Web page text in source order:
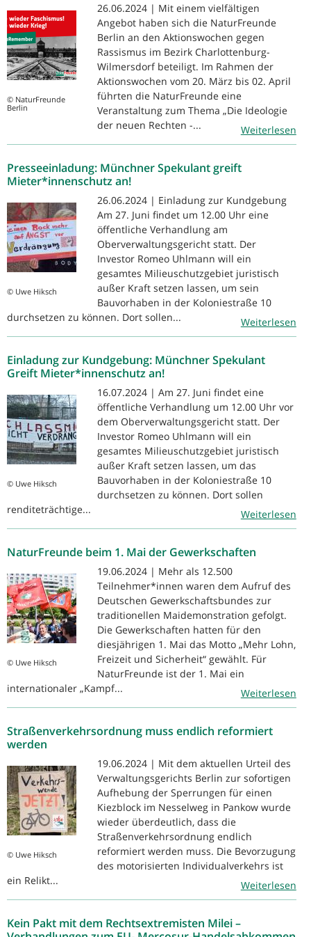
© NaturFreunde
Berlin
26.06.2024 | Mit einem vielfältigen
Angebot haben sich die NaturFreunde
Berlin an den Aktionswochen gegen
Rassismus im Bezirk Charlottenburg-
Wilmersdorf beteiligt. Im Rahmen der
Aktionswochen vom 20. März bis 02. April
führten die NaturFreunde eine
Veranstaltung zum Thema „Die Ideologie
der neuen Rechten -...
Weiterlesen
Presseeinladung: Münchner Spekulant greift
Mieter*innenschutz an!
© Uwe Hiksch
26.06.2024 | Einladung zur Kundgebung
Am 27. Juni findet um 12.00 Uhr eine
öffentliche Verhandlung am
Oberverwaltungsgericht statt. Der
Investor Romeo Uhlmann will ein
gesamtes Milieuschutzgebiet juristisch
außer Kraft setzen lassen, um sein
Bauvorhaben in der Koloniestraße 10
durchsetzen zu können. Dort sollen...
Weiterlesen
Einladung zur Kundgebung: Münchner Spekulant
Greift Mieter*innenschutz an!
© Uwe Hiksch
16.07.2024 | Am 27. Juni findet eine
öffentliche Verhandlung um 12.00 Uhr vor
dem Oberverwaltungsgericht statt. Der
Investor Romeo Uhlmann will ein
gesamtes Milieuschutzgebiet juristisch
außer Kraft setzen lassen, um das
Bauvorhaben in der Koloniestraße 10
durchsetzen zu können. Dort sollen
renditeträchtige...
Weiterlesen
NaturFreunde beim 1. Mai der Gewerkschaften
© Uwe Hiksch
19.06.2024 | Mehr als 12.500
Teilnehmer*innen waren dem Aufruf des
Deutschen Gewerkschaftsbundes zur
traditionellen Maidemonstration gefolgt.
Die Gewerkschaften hatten für den
diesjährigen 1. Mai das Motto „Mehr Lohn,
Freizeit und Sicherheit“ gewählt. Für
NaturFreunde ist der 1. Mai ein
internationaler „Kampf...
Weiterlesen
Straßenverkehrsordnung muss endlich reformiert
werden
© Uwe Hiksch
19.06.2024 | Mit dem aktuellen Urteil des
Verwaltungsgerichts Berlin zur sofortigen
Aufhebung der Sperrungen für einen
Kiezblock im Nesselweg in Pankow wurde
wieder überdeutlich, dass die
Straßenverkehrsordnung endlich
reformiert werden muss. Die Bevorzugung
des motorisierten Individualverkehrs ist
ein Relikt...
Weiterlesen
Kein Pakt mit dem Rechtsextremisten Milei –